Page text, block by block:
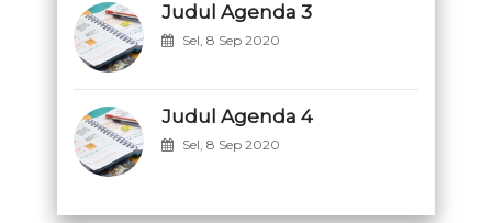
Judul Agenda 3
Sel, 8 Sep 2020
Judul Agenda 4
Sel, 8 Sep 2020